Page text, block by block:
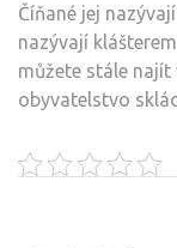
Číňané jej
nazývají
můžete stále najít
obyvatelstvo